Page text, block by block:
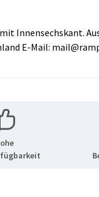
Innensechskant.
E-Mail: